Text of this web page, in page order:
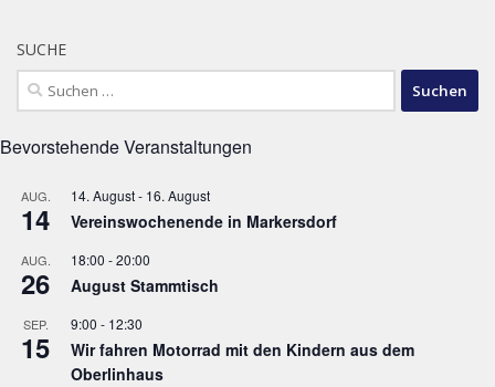
SUCHE
Suchen
nach:
Bevorstehende Veranstaltungen
AUG.
14
14. August- 16. August
Vereinswochenende in Markersdorf
AUG.
26
18:00 -20:00
August Stammtisch
SEP.
15
9:00 - 12:30
Wir fahren Motorrad mit den Kindern aus dem
Oberlinhaus